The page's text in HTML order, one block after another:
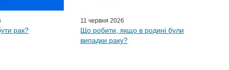
рак?
11 червня 2026
Що робити, якщо в родині були
випадки раку?